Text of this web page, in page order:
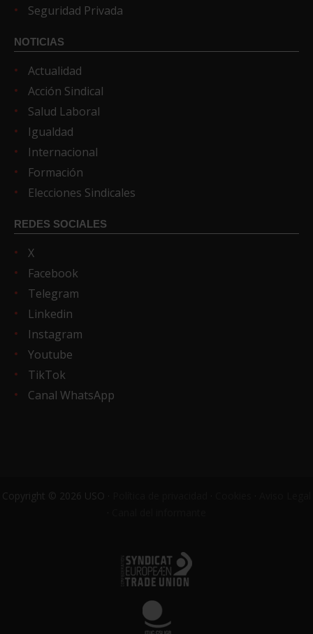
Seguridad Privada
NOTICIAS
Actualidad
Acción Sindical
Salud Laboral
Igualdad
Internacional
Formación
Elecciones Sindicales
REDES SOCIALES
X
Facebook
Telegram
Linkedin
Instagram
Youtube
TikTok
Canal WhatsApp
Copyright © 2026 USO ·